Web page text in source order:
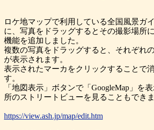
ロケ地マップで利用している全国風景ガ
に、写真をドラッグするとその撮影場所
機能を追加しました。
複数の写真をドラッグすると、それぞれ
が表示されます。
表示されたマーカをクリックすることで
す。
「地図表示」ボタンで「GoogleMap」を
所のストリートビューを見ることもできま
https://view.ash.jp/map/edit.htm